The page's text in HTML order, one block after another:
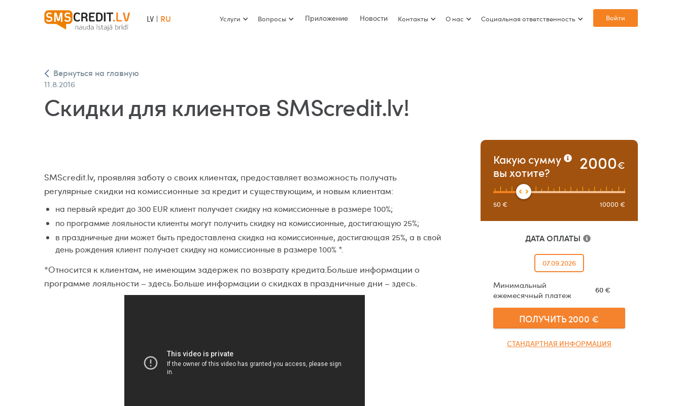
LV RU Услуги Вопросы Приложение Новости Контакты О нас Социальная ответственность Войти
Вернуться на главную
11.8.2016
Скидки для клиентов SMScredit.lv!
SMScredit.lv, проявляя заботу о своих клиентах, предоставляет возможность получать
регулярные скидки на комиссионные за кредит и существующим, и новым клиентам:
на первый кредит до 300 EUR клиент получает скидку на комиссионные в размере 100%;
по программе лояльности клиенты могут получить скидку на комиссионные, достигающую 25%;
в праздничные дни может быть предоставлена скидка на комиссионные, достигающая 25%, а в свой
день рождения клиент получает скидку на комиссионные в размере 100% *.
*Относится к клиентам, не имеющим задержек по возврату кредита.Больше информации о
программе лояльности – здесь.Больше информации о скидках в праздничные дни – здесь.
Какую сумму
вы хотите?
2000€
50 € 10000 €
ДАТА ОПЛАТЫ
07.09.2026
Минимальный
ежемесячный платеж
60€
ПОЛУЧИТЬ2000 €
СТАНДАРТНАЯ ИНФОРМАЦИЯ